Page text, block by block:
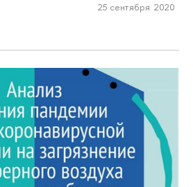
25 сентября 2020